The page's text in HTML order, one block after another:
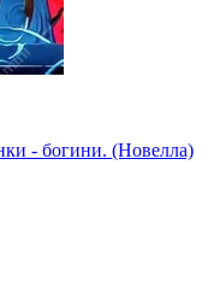
- богини. (Новелла)